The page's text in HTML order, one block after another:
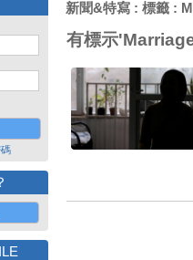
新聞&特寫 : 標籤 :
有標示